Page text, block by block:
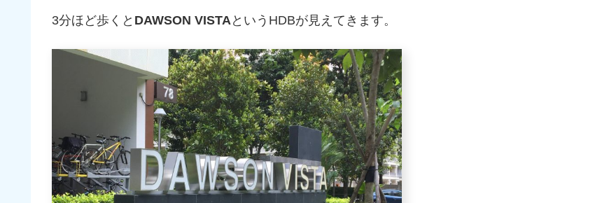
3分ほど歩くと DAWSON VISTA というHDBが見えてきます。